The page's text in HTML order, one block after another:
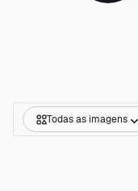
Todas as imagens